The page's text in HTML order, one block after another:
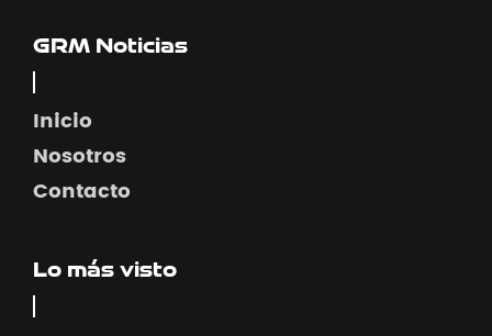
GRM Noticias
Inicio
Nosotros
Contacto
Lo más visto